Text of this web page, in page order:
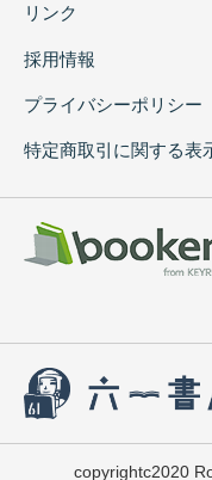
リンク
採用情報
プライバシーポリシー
特定商取引に関する表
copyrightc2020